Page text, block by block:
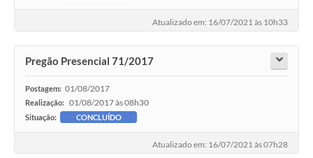
Atualizado em: 16/07/2021 às 10h33
Pregão Presencial 71/2017
Postagem: 01/08/2017
Realização: 01/08/2017 às 08h30
Situação: CONCLUÍDO
Atualizado em: 16/07/2021 às 07h28